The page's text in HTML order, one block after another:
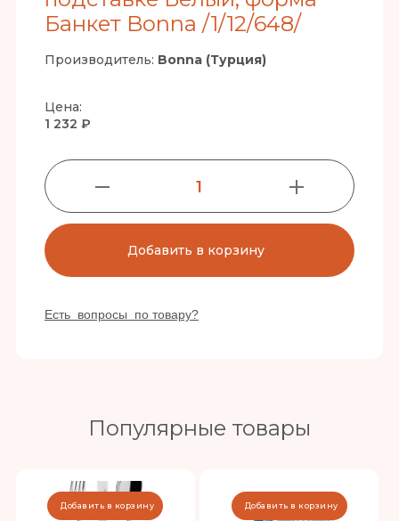
Банкет Bonna /1/12/648/
Производитель: Bonna (Турция)
Цена:
1 232 ₽
1
Добавить в корзину
Есть вопросы по товару?
Популярные товары
Добавить в корзину Добавить в корзину